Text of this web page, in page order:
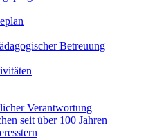
Betreuung
Verantwortung
seit über 100 Jahren